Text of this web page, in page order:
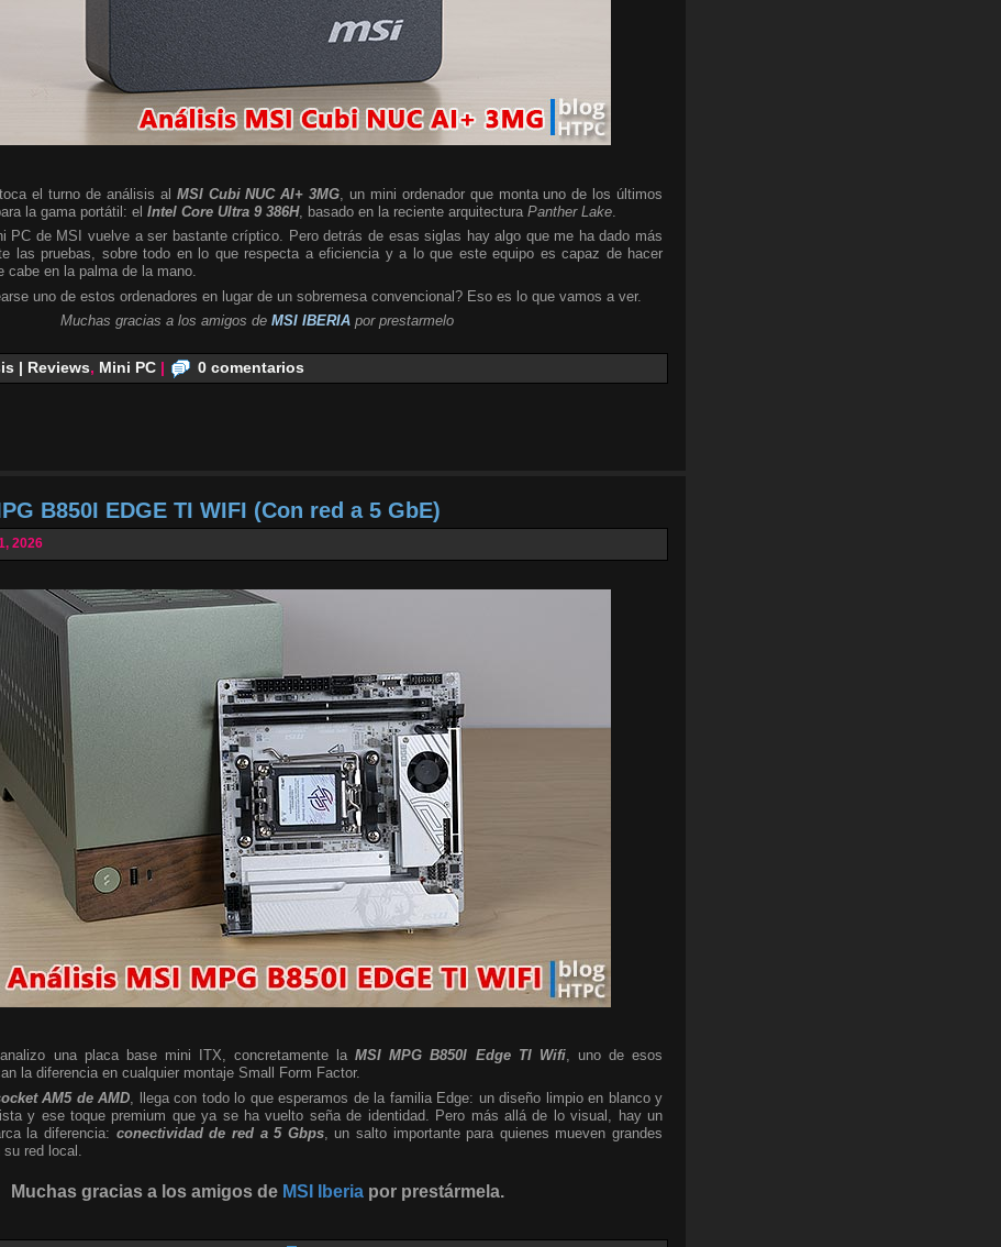
el turno de análisis al MSI Cubi NUC AI+ 3MG , un mini ordenador que monta uno de los últimos
la gama portátil: el Intel Core Ultra 9 386H, basado en la reciente arquitectura Panther Lake
PC de MSI vuelve a ser bastante críptico. Pero detrás de esas siglas hay algo que me ha dado más
las pruebas, sobre todo en lo que respecta a eficiencia y a lo que este equipo es capaz de hacer
cabe en la palma de la mano.
uno de estos ordenadores en lugar de un sobremesa convencional? Eso es lo que vamos a ver.
Muchas gracias a los amigos de MSI IBERIA por prestarmelo
| Reviews, Mini PC | 0 comentarios
B850I EDGE TI WIFI (Con red a 5 GbE)
2026
una placa base mini ITX, concretamente laMSI MPG B850I Edge TI Wifi, uno de esos
la diferencia en cualquier montaje Small Form Factor.
AM5 de AMD , llega con todo lo que esperamos de la familia Edge: un diseño limpio en blanco y
y ese toque premium que ya se ha vuelto seña de identidad. Pero más allá de lo visual, hay un
la diferencia: conectividad de red a 5 Gbps, un salto importante para quienes mueven grandes
red local.
Muchas gracias a los amigos de MSI Iberiapor prestármela.